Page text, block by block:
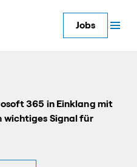
Jobs
365 in Einklang mit
wichtiges Signal für